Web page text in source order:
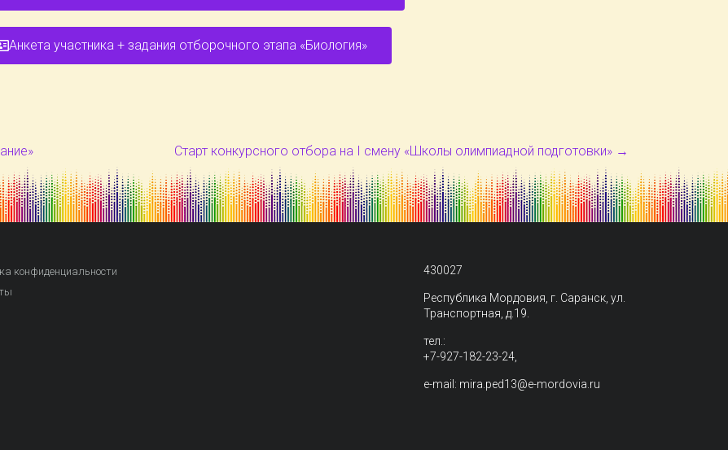
Анкета участника + задания отборочного этапа «Биология»
Старт конкурсного отбора на I смену «Школы олимпиадной подготовки» →
конфиденциальности
430027
Республика Мордовия, г. Саранск, ул.
Транспортная, д.19.
тел.:
+7-927-182-23-24,
e-mail: mira.ped13@e-mordovia.ru